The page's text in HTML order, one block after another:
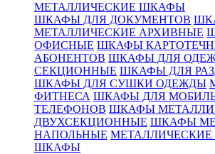
МЕТАЛЛИЧЕСКИЕ ШКАФЫ
ШКАФЫ ДЛЯ ДОКУМЕНТОВ
МЕТАЛЛИЧЕСКИЕ АРХИВНЫЕ
ОФИСНЫЕ ШКАФЫ
АБОНЕНТОВ ШКАФЫ ДЛЯ
СЕКЦИОННЫЕ ШКАФЫ ДЛЯ
ШКАФЫ ДЛЯ СУШКИ ОДЕЖДЫ
ФИТНЕСА ШКАФЫ ДЛЯ
ТЕЛЕФОНОВ ШКАФЫ
ДВУХСЕКЦИОННЫЕ ШКАФЫ
НАПОЛЬНЫЕ МЕТАЛЛИЧЕСКИЕ
ШКАФЫ